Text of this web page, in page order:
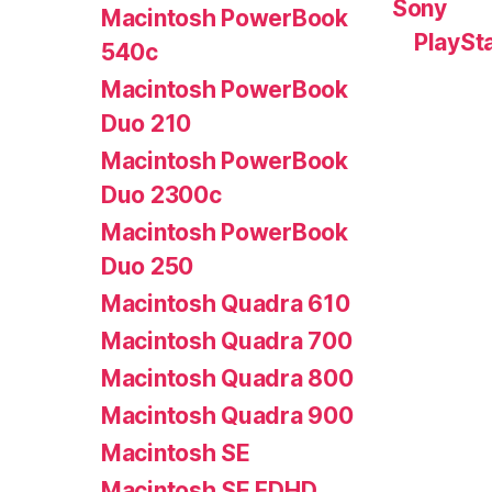
Macintosh PowerBook
540c
Macintosh PowerBook
Duo 210
Macintosh PowerBook
Duo 2300c
Macintosh PowerBook
Duo 250
Macintosh Quadra 610
Macintosh Quadra 700
Macintosh Quadra 800
Macintosh Quadra 900
Macintosh SE
Sony